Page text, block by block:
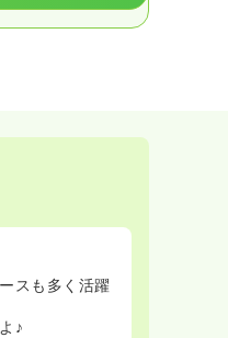
スも多く活躍
♪